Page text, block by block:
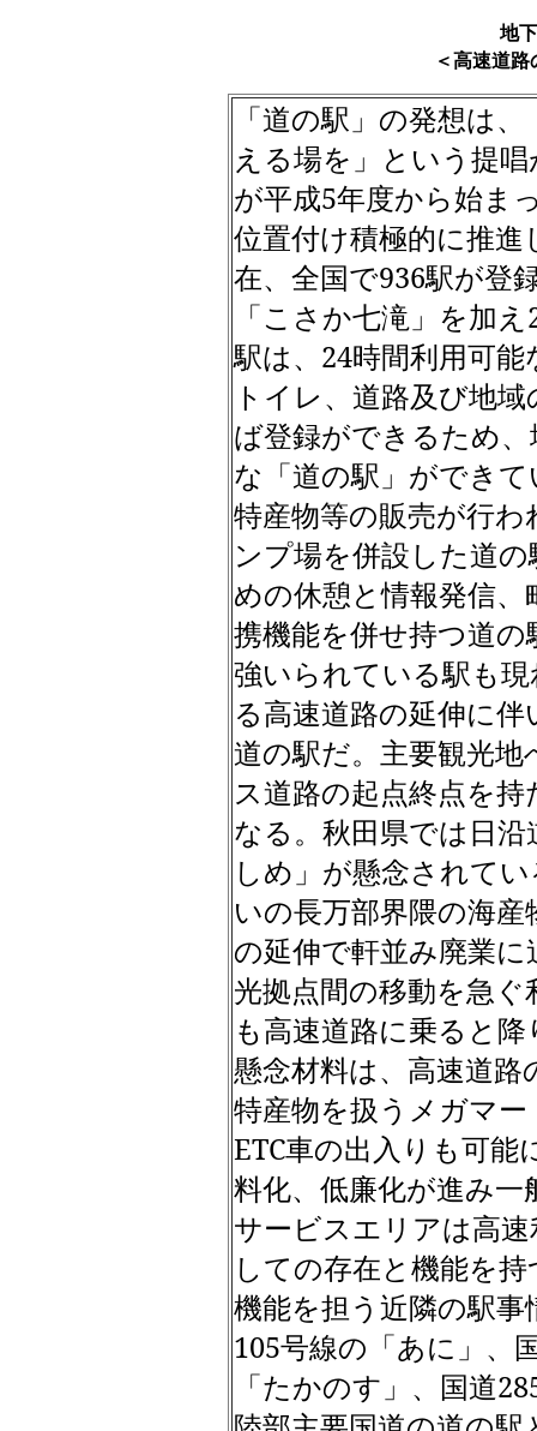
地
＜高速道
「道の駅」の発想は
える場を」という提
が平成5年度から始ま
位置付け積極的に推進
在、全国で936駅が登
「こさか七滝」を加え
駅は、 24時間利用可
トイレ、道路及び地
ば登録ができるため
な「道の駅」ができ
特産物等の販売が行
ンプ場を併設した道
めの休憩と情報発信
携機能を併せ持つ道
強いられている駅も
る高速道路の延伸に
道の駅だ。主要観光
ス道路の起点終点を
なる。秋田県では日
しめ」が懸念されて
いの長万部界隈の海
の延伸で軒並み廃業
光拠点間の移動を急
も高速道路に乗ると
懸念材料は、高速道
特産物を扱うメガマ
ETC車の出入りも可能
料化、低廉化が進み
サービスエリアは高
しての存在と機能を
機能を担う近隣の駅
105号線の「あに」、
「たかのす」、国道